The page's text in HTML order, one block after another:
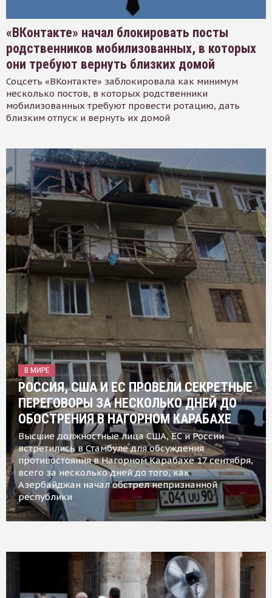
«ВКонтакте» начал блокировать посты
родственников мобилизованных, в которых
они требуют вернуть близких домой
Соцсеть «ВКонтакте» заблокировала как минимум
несколько постов, в которых родственники
мобилизованных требуют провести ротацию, дать
близким отпуск и вернуть их домой
В МИРЕ
РОССИЯ, США И ЕС ПРОВЕЛИ СЕКРЕТНЫЕ
ПЕРЕГОВОРЫ ЗА НЕСКОЛЬКО ДНЕЙ ДО
ОБОСТРЕНИЯ В НАГОРНОМ КАРАБАХЕ
Высшие должностные лица США, ЕС и России
встретились в Стамбуле для обсуждения
противостояния в Нагорном Карабахе 17 сентября,
всего за несколько дней до того, как
Азербайджан начал обстрел непризнанной
республики